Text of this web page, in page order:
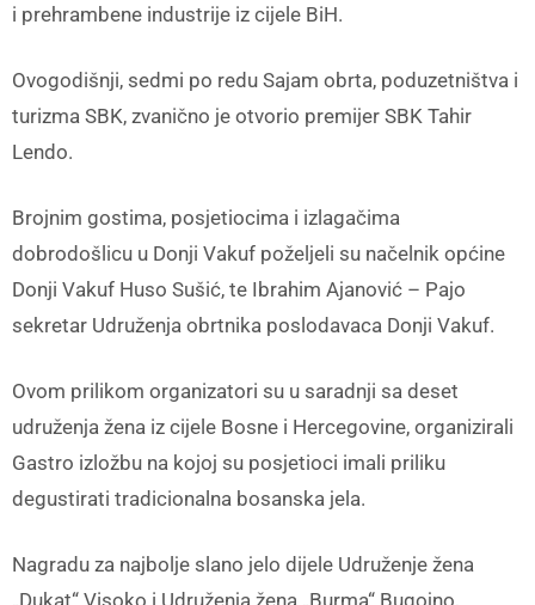
i prehrambene industrije iz cijele BiH.
Ovogodišnji, sedmi po redu Sajam obrta, poduzetništva i
turizma SBK, zvanično je otvorio premijer SBK Tahir
Lendo.
Brojnim gostima, posjetiocima i izlagačima
dobrodošlicu u Donji Vakuf poželjeli su načelnik općine
Donji Vakuf Huso Sušić, te Ibrahim Ajanović – Pajo
sekretar Udruženja obrtnika poslodavaca Donji Vakuf.
Ovom prilikom organizatori su u saradnji sa deset
udruženja žena iz cijele Bosne i Hercegovine, organizirali
Gastro izložbu na kojoj su posjetioci imali priliku
degustirati tradicionalna bosanska jela.
Nagradu za najbolje slano jelo dijele Udruženje žena
„Dukat“ Visoko i Udruženja žena „Burma“ Bugojno,